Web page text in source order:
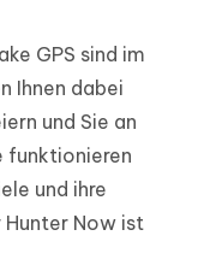
GPS sind im
Ihnen dabei
und Sie an
funktionieren
und ihre
Hunter Now ist